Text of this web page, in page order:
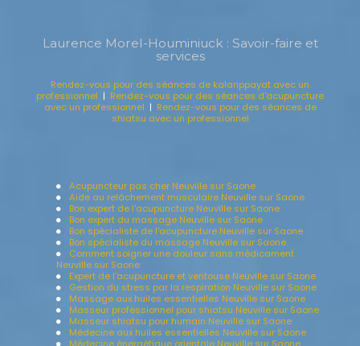
Laurence Morel-Houminiuck : Savoir-faire et
services
Rendez-vous pour des séances de kalarippayat avec un
professionnel | Rendez-vous pour des séances d'acupuncture
avec un professionnel | Rendez-vous pour des séances de
shiatsu avec un professionnel
Acupuncteur pas cher Neuville sur Saone
Aide au relâchement musculaire Neuville sur Saone
Bon expert de l'acupuncture Neuville sur Saone
Bon expert du massage Neuville sur Saone
Bon spécialiste de l'acupuncture Neuville sur Saone
Bon spécialiste du massage Neuville sur Saone
Comment soigner une douleur sans médicament
Neuville sur Saone
Expert de l'acupuncture et ventouse Neuville sur Saone
Gestion du stress par la respiration Neuville sur Saone
Massage aux huiles essentielles Neuville sur Saone
Masseur professionnel pour shiatsu Neuville sur Saone
Masseur shiatsu pour humain Neuville sur Saone
Médecine aux huiles essentielles Neuville sur Saone